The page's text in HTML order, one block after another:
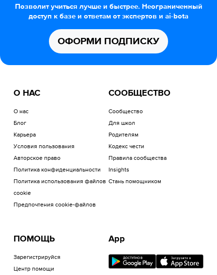
Позволит учиться лучше и быстрее. Неограниченный
доступ к базе и ответам от экспертов и ai-bota
ОФОРМИ ПОДПИСКУ
О НАС
О нас
Блог
Карьера
Условия пользования
Авторское право
Политика конфиденциальности
Политика использования файлов
cookie
Предпочтения cookie-файлов
СООБЩЕСТВО
Сообщество
Для школ
Родителям
Кодекс чести
Правила сообщества
Insights
Стань помощником
ПОМОЩЬ
Зарегистрируйся
Центр помощи
App